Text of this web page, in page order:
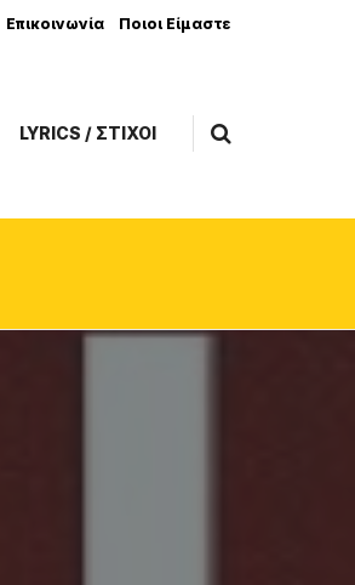
Επικοινωνία Ποιοι Είμαστε
LYRICS / ΣΤΙΧΟΙ